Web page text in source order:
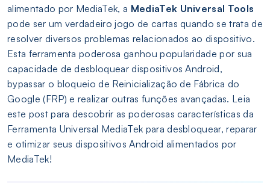
alimentado por MediaTek, a MediaTek Universal Tools
pode ser um verdadeiro jogo de cartas quando se trata de
resolver diversos problemas relacionados ao dispositivo.
Esta ferramenta poderosa ganhou popularidade por sua
capacidade de desbloquear dispositivos Android,
bypassar o bloqueio de Reinicialização de Fábrica do
Google (FRP) e realizar outras funções avançadas. Leia
este post para descobrir as poderosas características da
Ferramenta Universal MediaTek para desbloquear, reparar
e otimizar seus dispositivos Android alimentados por
MediaTek!